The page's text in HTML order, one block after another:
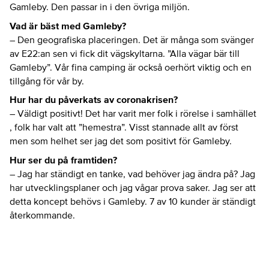
Gamleby. Den passar in i den övriga miljön.
Vad är bäst med Gamleby?
– Den geografiska placeringen. Det är många som svänger
av E22:an sen vi fick dit vägskyltarna. ”Alla vägar bär till
Gamleby”. Vår fina camping är också oerhört viktig och en
tillgång för vår by.
Hur har du påverkats av coronakrisen?
– Väldigt positivt! Det har varit mer folk i rörelse i samhället
, folk har valt att ”hemestra”. Visst stannade allt av först
men som helhet ser jag det som positivt för Gamleby.
Hur ser du på framtiden?
– Jag har ständigt en tanke, vad behöver jag ändra på? Jag
har utvecklingsplaner och jag vågar prova saker. Jag ser att
detta koncept behövs i Gamleby. 7 av 10 kunder är ständigt
återkommande.